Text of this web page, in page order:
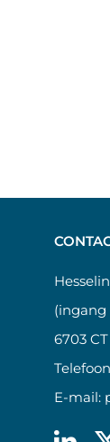
6703
E-mail: